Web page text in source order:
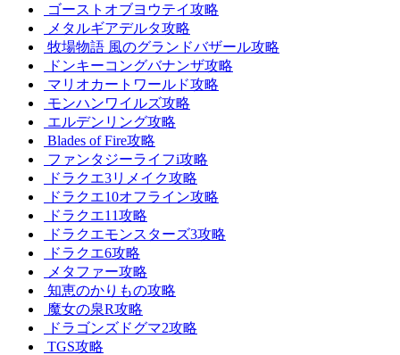
ゴーストオブヨウテイ攻略
メタルギアデルタ攻略
牧場物語 風のグランドバザール攻略
ドンキーコングバナンザ攻略
マリオカートワールド攻略
モンハンワイルズ攻略
エルデンリング攻略
Blades of Fire攻略
ファンタジーライフi攻略
ドラクエ3リメイク攻略
ドラクエ10オフライン攻略
ドラクエ11攻略
ドラクエモンスターズ3攻略
ドラクエ6攻略
メタファー攻略
知恵のかりもの攻略
魔女の泉R攻略
ドラゴンズドグマ2攻略
TGS攻略